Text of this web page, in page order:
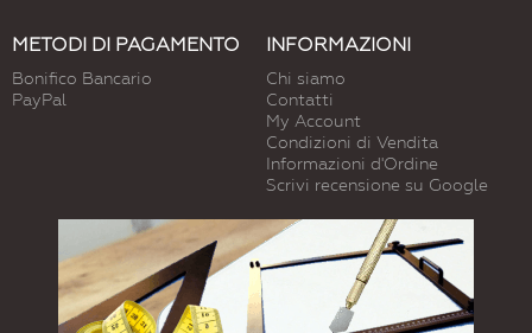
METODI DI PAGAMENTO
Bonifico Bancario
PayPal
INFORMAZIONI
Chi siamo
Contatti
My Account
Condizioni di Vendita
Informazioni d'Ordine
Scrivi recensione su Google